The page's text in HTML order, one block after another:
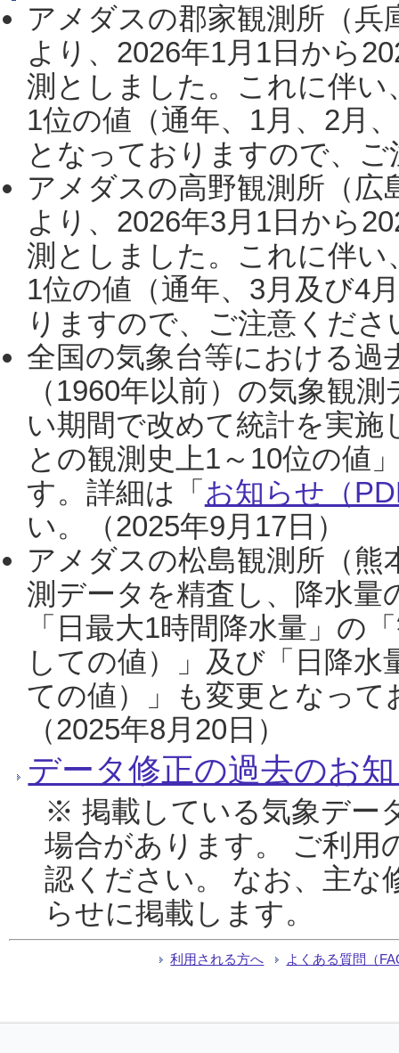
アメダスの郡家観測所（
より、2026年1月1日から
測としました。これに伴い
1位の値（通年、1月、2月
となっておりますので、
アメダスの高野観測所（
より、2026年3月1日から
測としました。これに伴い
1位の値（通年、3月及び4
りますので、ご注意くだ
全国の気象台等における過
（1960年以前）の気象観
い期間で改めて統計を実
との観測史上1～10位の値
す。詳細は「 お知らせ（
い。（2025年9月17日）
アメダスの松島観測所（熊
測データを精査し、降水
「日最大1時間降水量」の
しての値）」及び「日降
ての値）」も変更となっ
（2025年8月20日）
データ修正の過去のお
※ 掲載している気象デー
場合があります。 ご利用
認ください。 なお、主な
らせに掲載します。
利用される方へ よくある質問（